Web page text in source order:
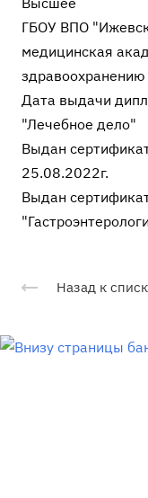
ГБОУ ВПО
медицинская
Дата выдачи
"Лечебное дело"
Выдан
25.08.2022г.
Выдан
Назад к